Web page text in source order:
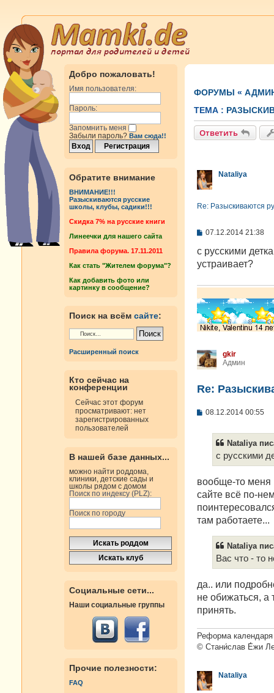
Добро пожаловать!
Имя пользователя:
Пароль:
Запомнить меня
Забыли пароль? Вам сюда!!
Обратите внимание
ВНИМАНИЕ!!!
Разыскиваются русские
школы, клубы, садики!!!
Cкидка 7% на русские книги
Линеечки для нашего сайта
Правила форума. 17.11.2011
Как стать "Жителем форума"?
Как добавить фото или
картинку в сообщение?
Поиск на всём сайте:
Расширенный поиск
Кто сейчас на
конференции
Сейчас этот форум
просматривают: нет
зарегистрированных
пользователей
В нашей базе данных...
можно найти роддома,
клиники, детские сады и
школы рядом с домом
Поиск по индексу (PLZ):
Поиск по городу
Социальные сети...
Наши социальные группы
Прочие полезности:
FAQ
ФОРУМЫ «
ТЕМА :
Ответить
Nataliya
Re: Разыскиваются
С
о
б
щ
н
е
07.12.2014 21:38
с русскими
устраивает?
gkir
Админ
Re:
С
е
08.12.2014 00:55
Nataliya
с русскими
вообще-то меня
сайте всё по-
там работаете...
Nataliya
Вас что - то
да.. или
не обижаться, а
принять.
Реформа
© Стани́слав Е́жи
Nataliya